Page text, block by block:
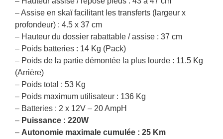
– Assise en skaï facilitant les transferts (largeur x
profondeur) : 4.5 x 37 cm
– Hauteur du dossier rabattable / assise : 37 cm
– Poids batteries : 14 Kg (Pack)
– Poids de la partie démontée la plus lourde : 11.5 Kg
(Arrière)
– Poids total : 53 Kg
– Poids maximum utilisateur : 136 Kg
– Batteries : 2 x 12V – 20 AmpH
– Puissance : 220W
– Autonomie maximale cumulée : 25 Km